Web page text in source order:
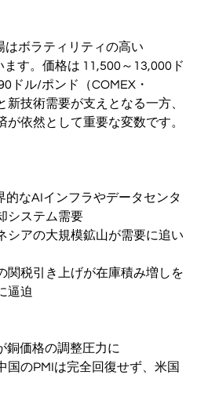
ボラティリティの高い
す。価格は 11,500～13,000ド
ドル/ポンド（COMEX・
新技術需要が支えとなる一方、
依然として重要な変数です。
的なAIインフラやデータセンタ
システム需要
シアの大規模鉱山が需要に追い
関税引き上げが在庫積み増しを
逼迫
銅価格の調整圧力に
国のPMIは完全回復せず、米国